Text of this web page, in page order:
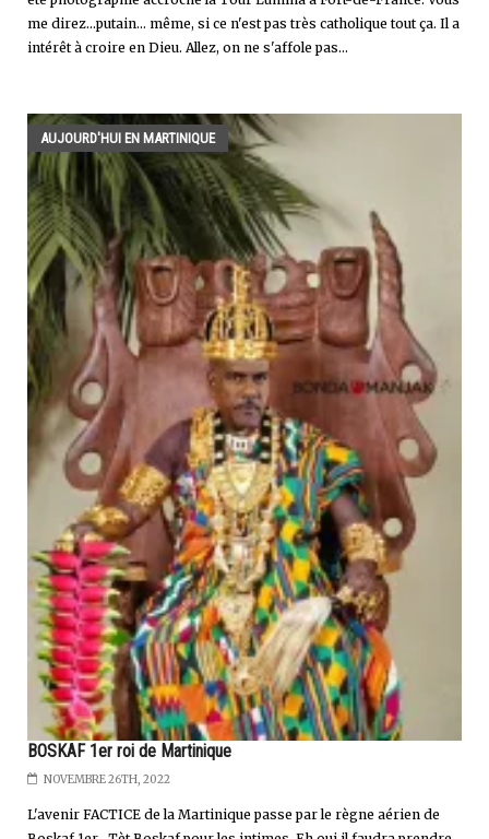
me direz...putain... même, si ce n'est pas très catholique tout ça. Il a
intérêt à croire en Dieu. Allez, on ne s'affole pas...
AUJOURD'HUI EN MARTINIQUE
BOSKAF 1er roi de Martinique
NOVEMBRE 26TH, 2022
L'avenir FACTICE de la Martinique passe par le règne aérien de